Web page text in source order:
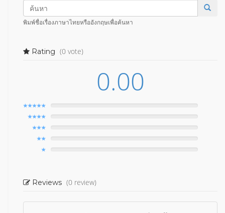
พิมพ์ชื่อเรื่องภาษาไทยหรืออังกฤษเพื่อค้นหา
Rating (0 vote)
0.00
Reviews (0 review)